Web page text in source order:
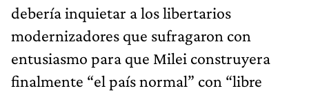
debería inquietar a los libertarios
modernizadores que sufragaron con
entusiasmo para que Milei construyera
finalmente “el país normal” con “libre